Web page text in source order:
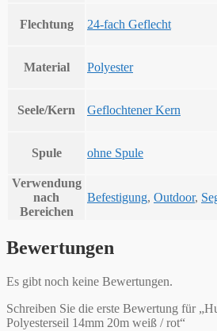
Flechtung 24-fach Geflecht
Material Polyester
Seele/Kern Geflochtener Kern
Spule ohne Spule
Verwendung
nach
Bereichen
Befestigung, Outdoor,
Bewertungen
Es gibt noch keine Bewertungen.
Schreiben Sie die erste Bewertung für
Polyesterseil 14mm 20m weiß / rot“